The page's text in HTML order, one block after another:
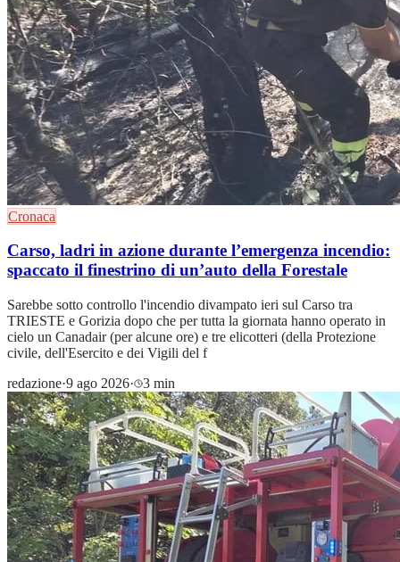
Cronaca
Carso, ladri in azione durante l’emergenza incendio:
spaccato il finestrino di un’auto della Forestale
Sarebbe sotto controllo l'incendio divampato ieri sul Carso tra
TRIESTE e Gorizia dopo che per tutta la giornata hanno operato in
cielo un Canadair (per alcune ore) e tre elicotteri (della Protezione
civile, dell'Esercito e dei Vigili del f
redazione·9 ago 2026· 3 min